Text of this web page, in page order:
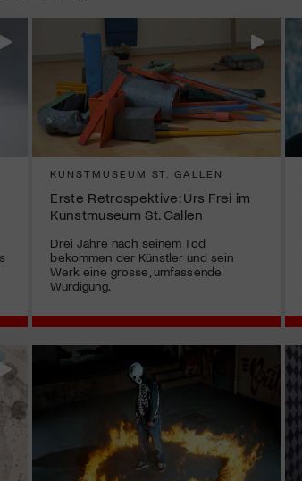
KUNSTMUSEUM ST. GALLEN
Erste Retrospektive: Urs Frei im
Kunstmuseum St. Gallen
Drei Jahre nach seinem Tod
bekommen der Künstler und sein
Werk eine grosse, umfassende
Würdigung.